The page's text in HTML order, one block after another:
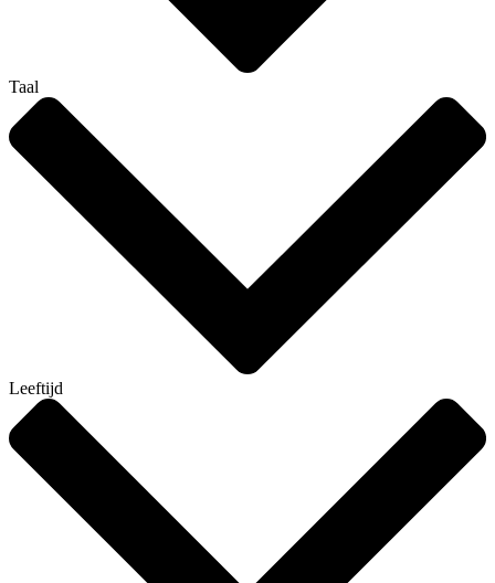
Taal
Leeftijd